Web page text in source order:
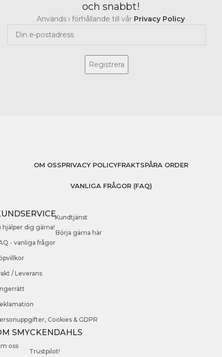
och snabbt!
Används i förhållande till vår Privacy Policy
OM OSSPRIVACY POLICYFRAKTSPÅRA ORDER
VANLIGA FRÅGOR (FAQ)
hjälper dig gärna!
Kundtjänst
- vanliga frågor
Börja gärna här
/ Leverans
Cookies & GDPR
SMYCKENDAHLS
oss
Trustpilot!